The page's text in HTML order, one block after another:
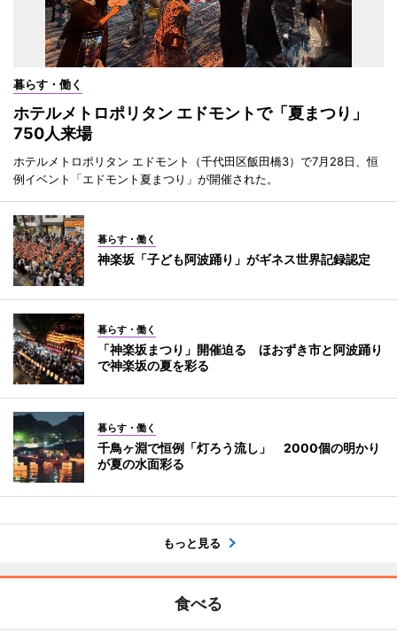
暮らす・働く
ホテルメトロポリタン エドモントで「夏まつり」
750人来場
ホテルメトロポリタン エドモント（千代田区飯田橋3）で7月28日、恒
例イベント「エドモント夏まつり」が開催された。
暮らす・働く
神楽坂「子ども阿波踊り」がギネス世界記録認定
暮らす・働く
「神楽坂まつり」開催迫る ほおずき市と阿波踊り
で神楽坂の夏を彩る
暮らす・働く
千鳥ヶ淵で恒例「灯ろう流し」 2000個の明かり
が夏の水面彩る
もっと見る
食べる